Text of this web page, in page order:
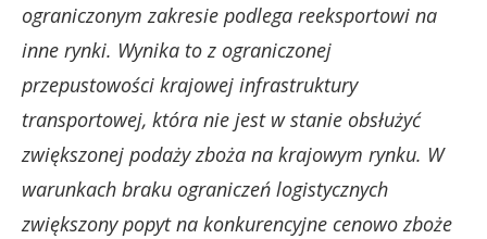
ograniczonym zakresie podlega reeksportowi na
inne rynki. Wynika to z ograniczonej
przepustowości krajowej infrastruktury
transportowej, która nie jest w stanie obsłużyć
zwiększonej podaży zboża na krajowym rynku. W
warunkach braku ograniczeń logistycznych
zwiększony popyt na konkurencyjne cenowo zboże